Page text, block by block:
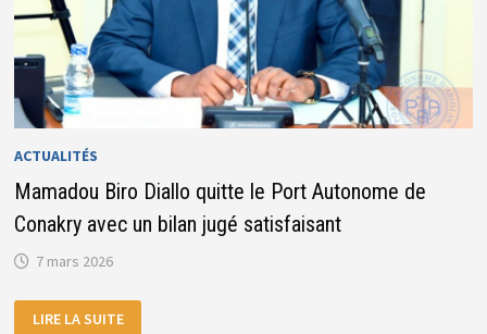
ACTUALITÉS
Mamadou Biro Diallo quitte le Port Autonome de
Conakry avec un bilan jugé satisfaisant
7 mars 2026
BIRO
LIRE LA SUITE